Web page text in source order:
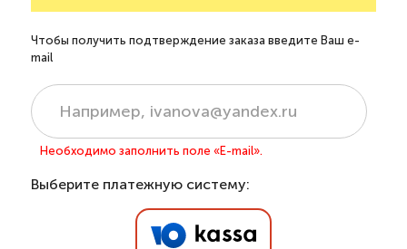
Чтобы получить подтверждение заказа введите Ваш e-
mail
Необходимо заполнить поле «E-mail».
Выберите платежную систему: